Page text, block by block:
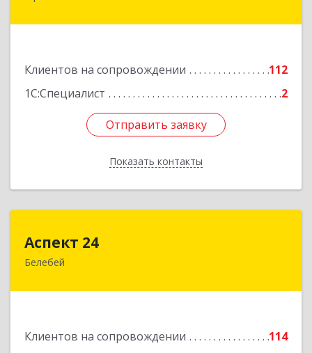
Клиентов на сопровождении
112
1С:Специалист
2
Отправить заявку
Показать контакты
Отправить заявку
Назад
Аспект 24
Белебей
Клиентов на сопровождении 114
452000, Башкортостан Респ, Белебей г, им